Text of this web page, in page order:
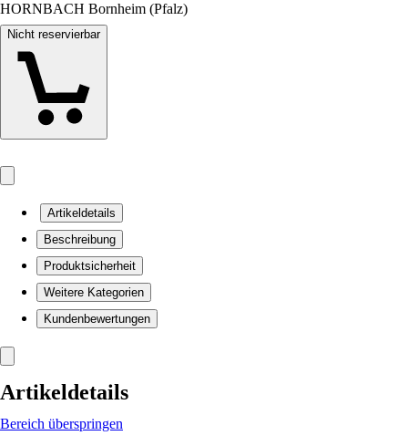
HORNBACH Bornheim (Pfalz)
Nicht reservierbar
Artikeldetails
Beschreibung
Produktsicherheit
Weitere Kategorien
Kundenbewertungen
Artikeldetails
Bereich überspringen